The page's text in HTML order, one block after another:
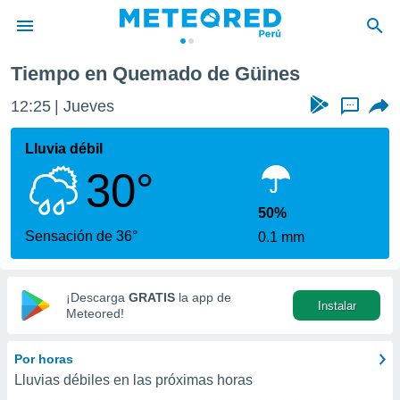
de
ha sido
para
que se
calidad.
a este
las
y
digital
basada
Tiempo en Quemado de Güines
12:25 Jueves ...
Lluvia débil
30°
Sensación de 36°
50%
0.1 mm
¡Descarga GRATIS la app de
Meteored!
Instalar
Por horas
Lluvias débiles en las próximas horas